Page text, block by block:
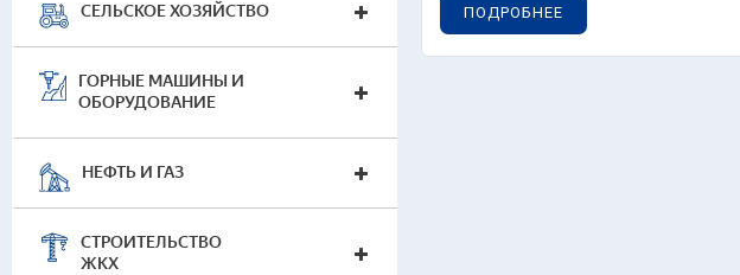
СЕЛЬСКОЕ ХОЗЯЙСТВО
ГОРНЫЕ МАШИНЫ И
ОБОРУДОВАНИЕ
НЕФТЬ И ГАЗ
СТРОИТЕЛЬСТВО
ЖКХ
ПОДРОБНЕЕ